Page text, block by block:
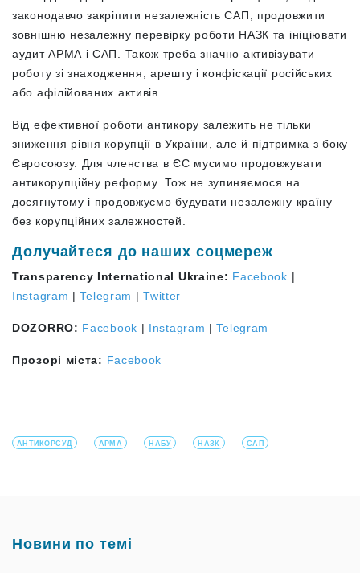
законодавчо закріпити незалежність САП, продовжити
зовнішню незалежну перевірку роботи НАЗК та ініціювати
аудит АРМА і САП. Також треба значно активізувати
роботу зі знаходження, арешту і конфіскації російських
або афілійованих активів.
Від ефективної роботи антикору залежить не тільки
зниження рівня корупції в України, але й підтримка з боку
Євросоюзу. Для членства в ЄС мусимо продовжувати
антикорупційну реформу. Тож не зупиняємося на
досягнутому і продовжуємо будувати незалежну країну
без корупційних залежностей.
Долучайтеся до наших соцмереж
Transparency International Ukraine: Facebook |
Instagram |Telegram |Twitter
DOZORRO: Facebook | Instagram |Telegram
Прозорі міста: Facebook
АНТИКОРСУД АРМА НАБУ НАЗК САП
Новини по темі